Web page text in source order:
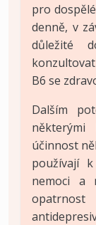
pro
denně, v
důležité
B6 se
Dalším
účinnost
používají
nemoci a